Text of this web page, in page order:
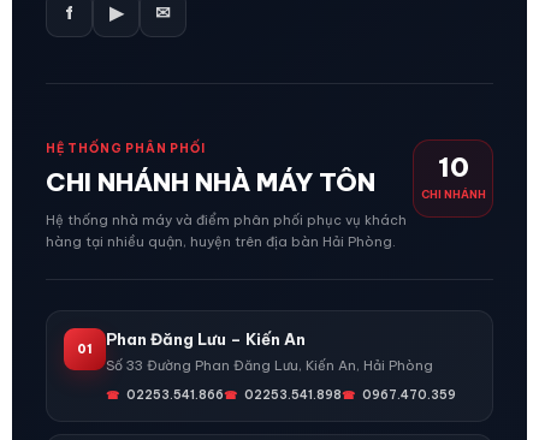
f ▶ ✉
HỆ THỐNG PHÂN PHỐI
CHI NHÁNH NHÀ MÁY TÔN
Hệ thống nhà máy và điểm phân phối phục vụ khách
hàng tại nhiều quận, huyện trên địa bàn Hải Phòng.
10
CHI NHÁNH
01
Phan Đăng Lưu – Kiến An
Số 33 Đường Phan Đăng Lưu, Kiến An, Hải Phòng
02253.541.866 02253.541.898 0967.470.359